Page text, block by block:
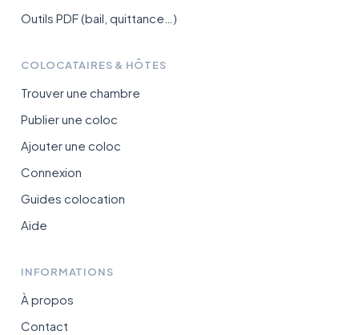
Outils PDF (bail, quittance…)
COLOCATAIRES & HÔTES
Trouver une chambre
Publier une coloc
Ajouter une coloc
Connexion
Guides colocation
Aide
INFORMATIONS
À propos
Contact